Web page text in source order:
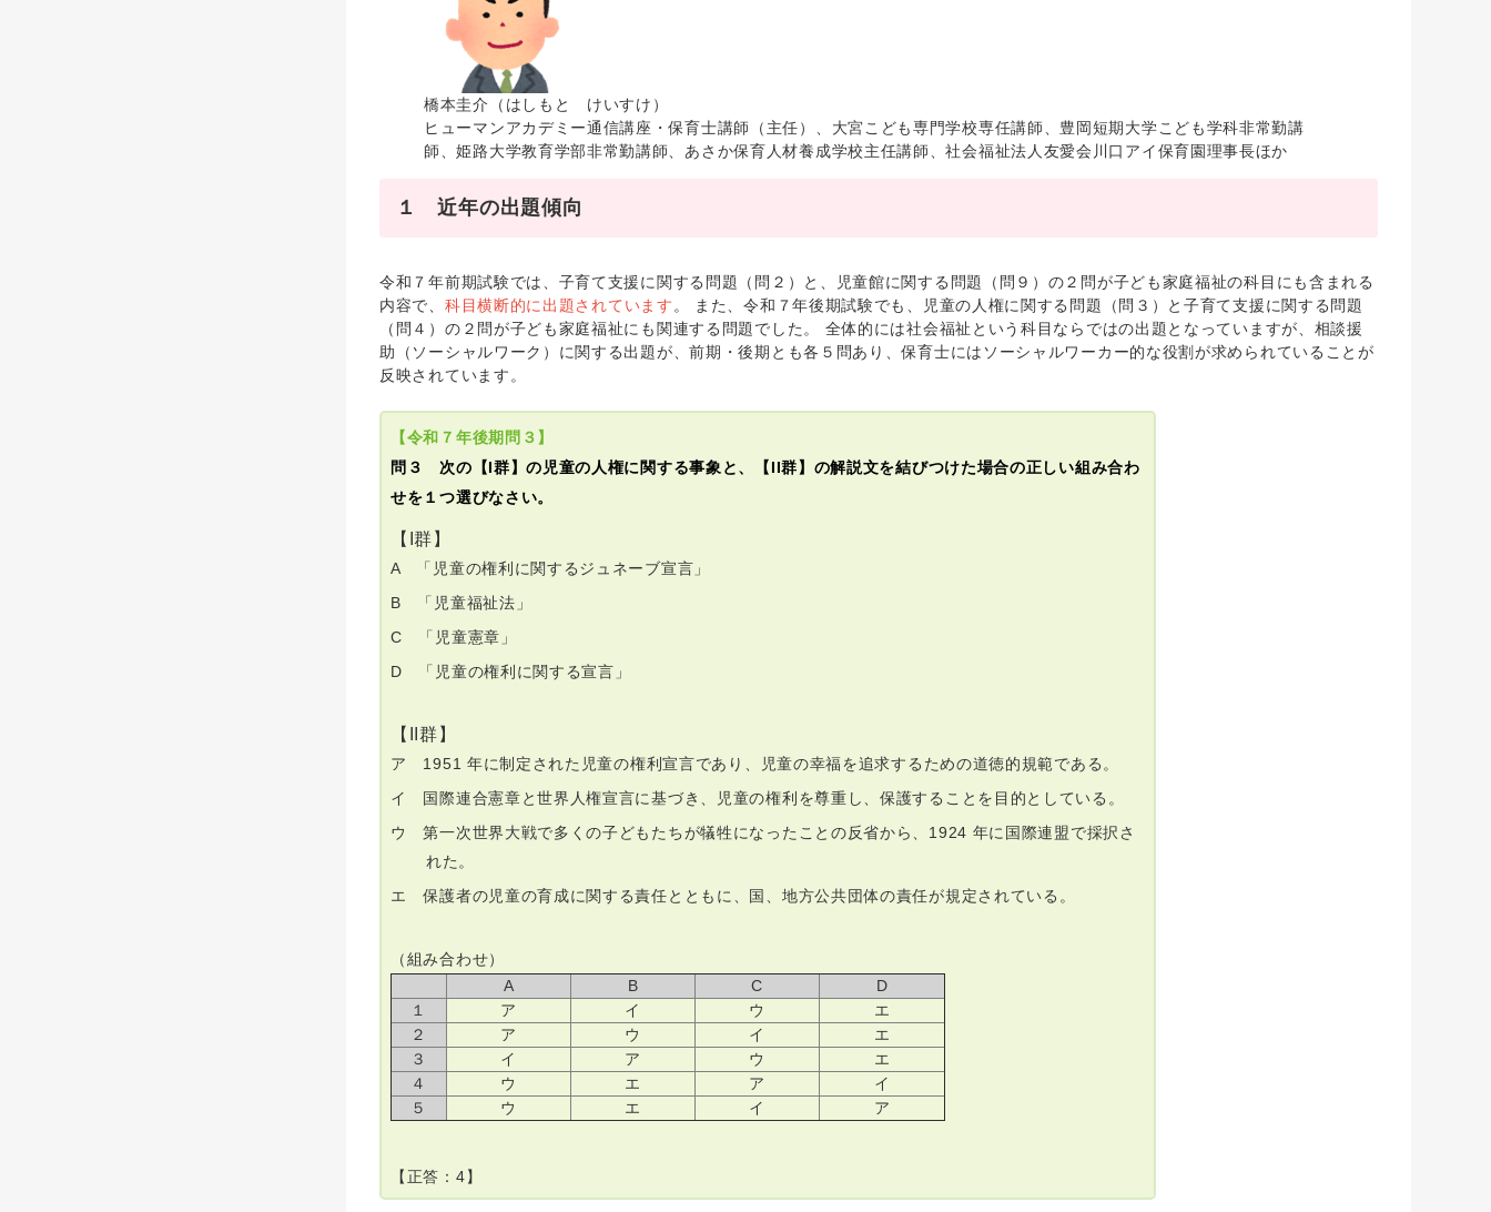
橋本圭介（はしもと けいすけ）
ヒューマンアカデミー通信講座・保育士講師（主任）、大宮こども専門学校専任講師、豊岡短期大学こども学科非常勤講
師、姫路大学教育学部非常勤講師、あさか保育人材養成学校主任講師、社会福祉法人友愛会川口アイ保育園理事長ほか
１ 近年の出題傾向
令和７年前期試験では、子育て支援に関する問題（問２）と、児童館に関する問題（問９）の２問が子ども家庭福祉の科目にも含まれる
内容で、 科目横断的に出題されています 。 また、令和７年後期試験でも、児童の人権に関する問題（問３）と子育て支援に関する問題
（問４）の２問が子ども家庭福祉にも関連する問題でした。 全体的には社会福祉という科目ならではの出題となっていますが、相談援
助（ソーシャルワーク）に関する出題が、前期・後期とも各５問あり、保育士にはソーシャルワーカー的な役割が求められていることが
反映されています。
【令和７年後期問３】
問３ 次の【I群】の児童の人権に関する事象と、【II群】の解説文を結びつけた場合の正しい組み合わ
せを１つ選びなさい。
【I群】
A 「児童の権利に関するジュネーブ宣言」
B 「児童福祉法」
C 「児童憲章」
D 「児童の権利に関する宣言」
【II群】
ア 1951 年に制定された児童の権利宣言であり、児童の幸福を追求するための道徳的規範である。
イ 国際連合憲章と世界人権宣言に基づき、児童の権利を尊重し、保護することを目的としている。
ウ 第一次世界大戦で多くの子どもたちが犠牲になったことの反省から、1924 年に国際連盟で採択さ
れた。
エ 保護者の児童の育成に関する責任とともに、国、地方公共団体の責任が規定されている。
（組み合わせ）
A
B C
D
１
ア イ ウ
エ
２
ア ウ イ
エ
３
イ ア ウ
エ
４
ウ エ ア
イ
５
ウ エ イ ア
【正答：4】